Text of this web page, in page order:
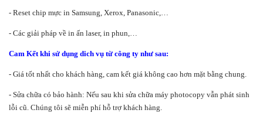
- Reset chip mực in Samsung, Xerox, Panasonic,…
- Các giải pháp về in ấn laser, in phun,…
Cam Kết khi sử dụng dich vụ từ công ty như sau:
- Giá tốt nhất cho khách hàng, cam kết giá không cao hơn mặt bằng chung.
- Sửa chữa có bảo hành: Nếu sau khi sửa chữa máy photocopy vẫn phát sinh
lỗi cũ. Chúng tôi sẽ miễn phí hỗ trợ khách hàng.